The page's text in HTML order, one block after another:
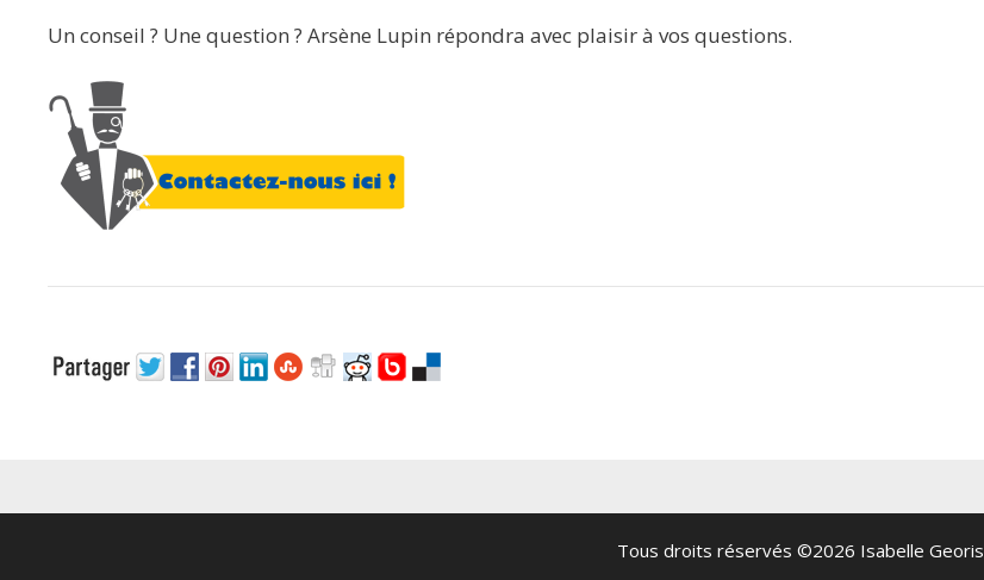
Un conseil ? Une question ? Arsène Lupin répondra avec plaisir à vos questions.
Tous droits réservés ©2026 Isabelle Georis